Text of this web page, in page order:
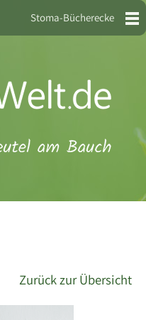
Stoma-Bücherecke
Zurück zur Übersicht